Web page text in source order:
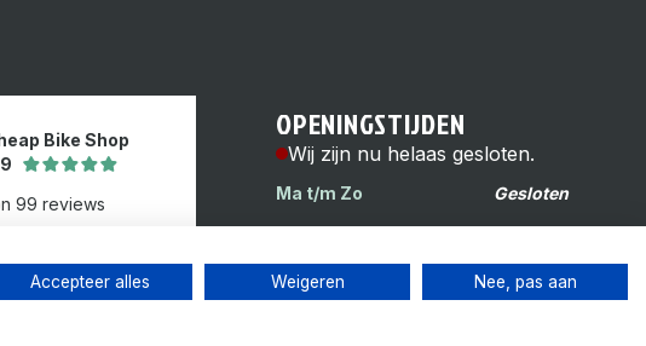
Bike Shop
99 reviews
OPENINGSTIJDEN
Wij zijn nu helaas gesloten.
Ma t/m Zo Gesloten
1093 HG Amsterdam
Accepteer alles Weigeren Nee, pas aan